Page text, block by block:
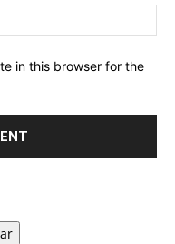
in this browser for the